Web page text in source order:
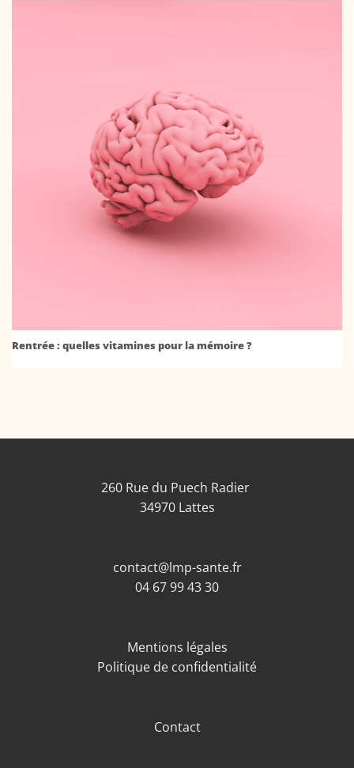
Rentrée : quelles vitamines pour la mémoire ?
260 Rue du Puech Radier
34970 Lattes
contact@lmp-sante.fr
04 67 99 43 30
Mentions légales
Politique de confidentialité
Contact